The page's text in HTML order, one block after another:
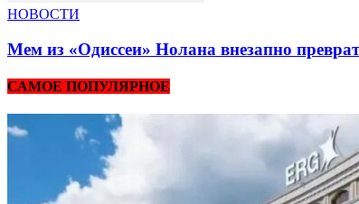
НОВОСТИ
Мем из «Одиссеи» Нолана внезапно
САМОЕ ПОПУЛЯРНОЕ